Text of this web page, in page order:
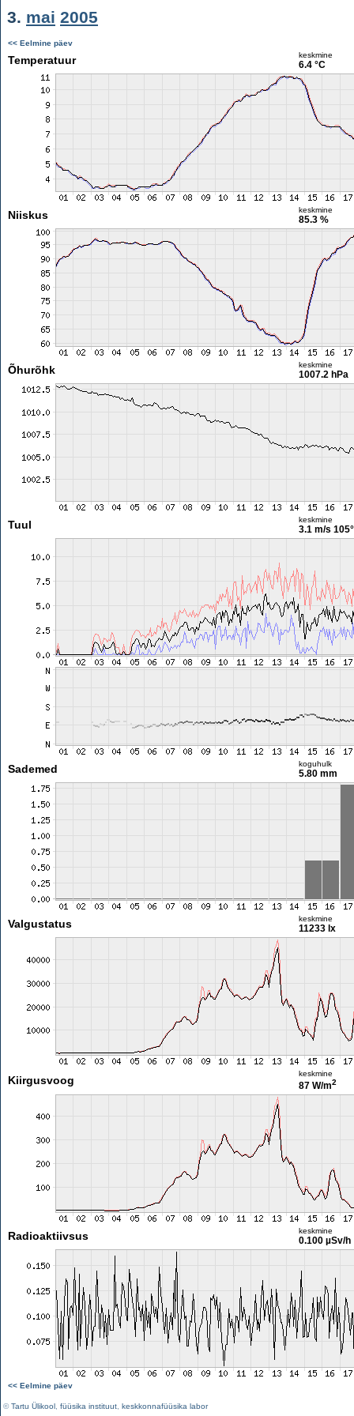
3. mai 2005
<< Eelmine päev
Temperatuur keskmine
6.4 °C
Niiskus keskmine
85.3 %
Õhurõhk keskmine
1007.2 hPa
Tuul keskmine
3.1 m/s 105°
Sademed koguhulk
5.80 mm
Valgustatus keskmine
11233 lx
Kiirgusvoog
keskmine
87 W/m2
Radioaktiivsus keskmine
0.100 µSv/h
<< Eelmine päev
©Tartu Ülikool füüsika instituut keskkonnafüüsika labor